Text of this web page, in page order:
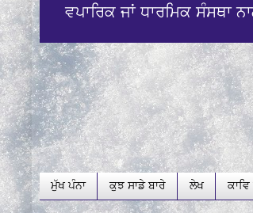
ਵਪਾਰਿਕ ਜਾਂ ਧਾਰਮਿਕ ਸੰਸਥਾ
ਮੁੱਖ ਪੰਨਾ ਕੁਝ ਸਾਡੇ ਬਾਰੇ ਲੇਖ